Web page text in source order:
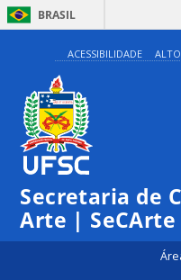
BRASIL
ACESSIBILIDADE
Secretaria de
Arte | SeCArte
0:00
1:00